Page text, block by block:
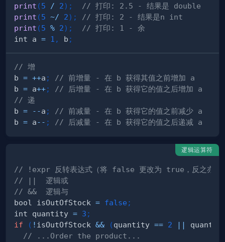
print (5 / 2) ;
// 打印: 2.5 - 结果是 double
print (5 ~/ 2) ;
// 打印: 2 - 结果是n int
print (5 % 2) ;
// 打印: 1 - 余
int a = 1 , b ;
// 增
b = ++a ;
// 前增量 - 在 b 获得其值之前增加 a
b = a++;
// 后增量 - 在 b 获得它的值之后增加 a
// 递
b = --a ;
// 前减量 - 在 b 获得它的值之前减少 a
b = a-- ; // 后减量 - 在 b 获得它的值之后递减 a
逻辑运算符
// !expr 反转表达式（将 false 更改为 true，反之亦然
// ||  逻辑或
// &&  逻辑与
bool isOutOfStock = false ;
int quantity = 3 ;
if
( ! isOutOfStock && (quantity == 2 ||
// ...Order the product...